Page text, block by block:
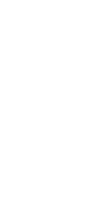
憬舞蹈学校的丽莎，
洽廖爷，二次交易时